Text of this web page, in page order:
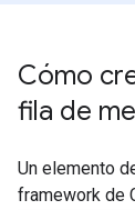
Cómo
fila de
Un elemento
framework de